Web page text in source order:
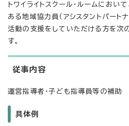
トワイライトスクール・ルームにおい
ある地域協力員（アシスタントパート
活動の支援をしていただける方を次
す。
従事内容
運営指導者・子ども指導員等の補助
具体例